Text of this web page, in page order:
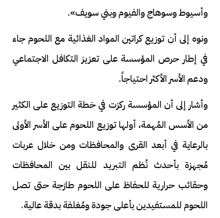
وأسيوط وسوهاج والفيوم وبني سويف».
ونوه إلى أن توزيع كراتين المواد الغذائية مع اللحوم جاء
في إطار حرص المؤسسة على تعزيز التكافل الاجتماعي
ودعم الأسر الأكثر احتياجاً.
وأشار إلى أن المؤسسة ركزت في خطة التوزيع على الكثير
من الأسس المُهمة، أولها توزيع اللحوم على الأسر الأولى
بالرعاية في أبعد القرى والمحافظات ومن خلال عربات
مُجهزة بأحدث نُظم التبريد للنقل بين المحافظات
وحقائب حرارية للحفاظ على اللحوم طازجة حتى تصل
اللحوم للمستفيدين بأعلى جودة ومُغلفة بدقة عالية.